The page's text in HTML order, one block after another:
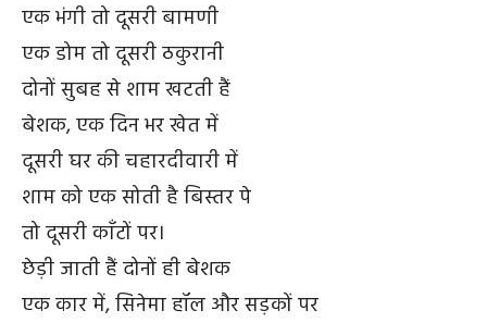
एक भंगी तो दूसरी बामणी
एक डोम तो दूसरी ठकुरानी
दोनों सुबह से शाम खटती हैं
बेशक, एक दिन भर खेत में
दूसरी घर की चहारदीवारी में
शाम को एक सोती है बिस्तर पे
तो दूसरी काँटों पर।
छेड़ी जाती हैं दोनों ही बेशक
एक कार में, सिनेमा हॉल और सड़कों पर